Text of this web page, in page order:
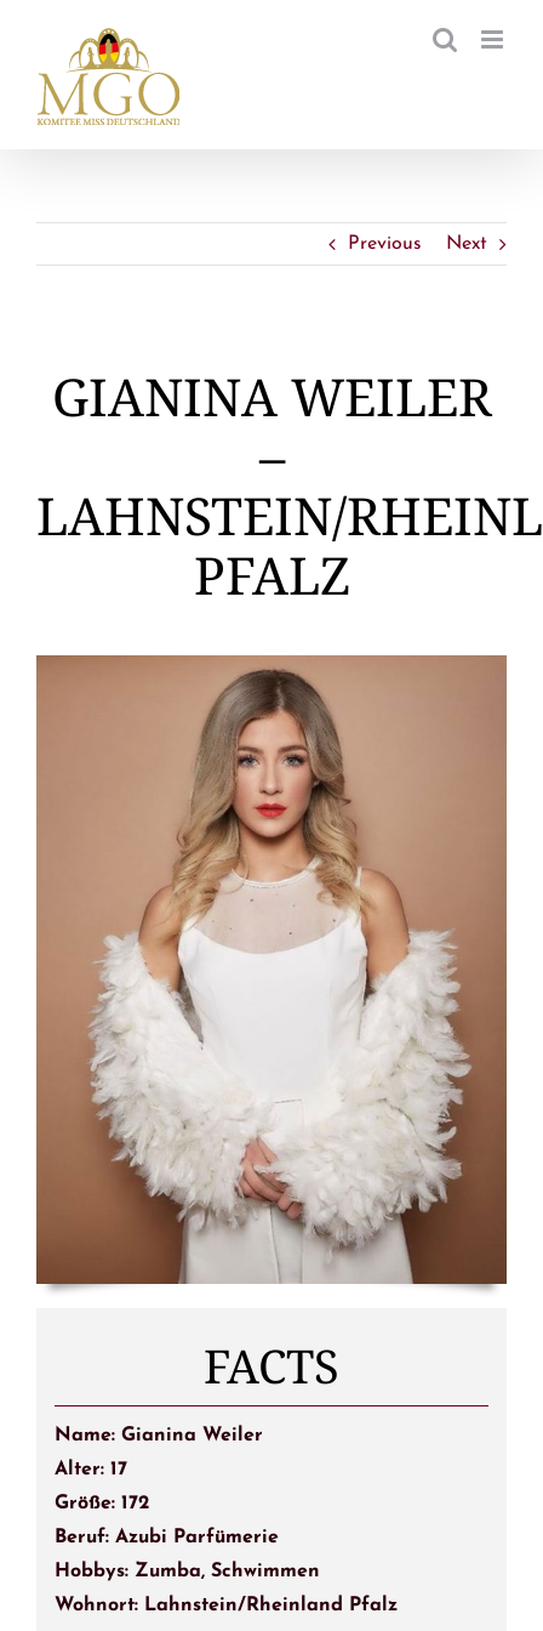
springen
Previous Next
GIANINA WEILER
–
LAHNSTEIN/
PFALZ
FACTS
Name: Gianina Weiler
Alter: 17
Größe: 172
Beruf: Azubi Parfümerie
Hobbys: Zumba, Schwimmen
Wohnort: Lahnstein/Rheinland Pfalz